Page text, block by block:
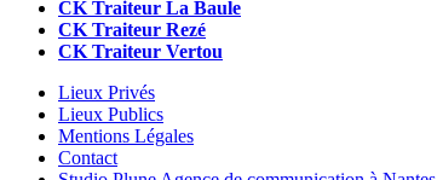
CK Traiteur La Baule
CK Traiteur Rezé
CK Traiteur Vertou
Lieux Privés
Lieux Publics
Mentions Légales
Contact